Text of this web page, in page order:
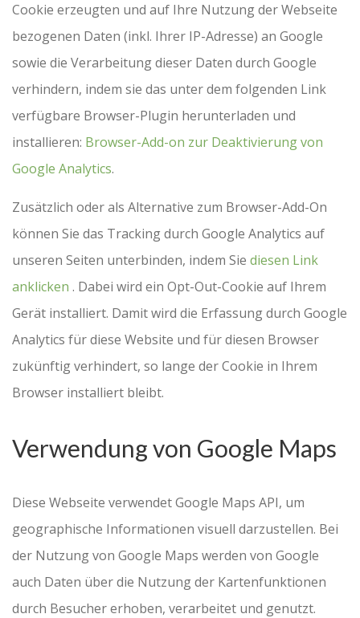
Cookie erzeugten und auf Ihre Nutzung der Webseite
bezogenen Daten (inkl. Ihrer IP-Adresse) an Google
sowie die Verarbeitung dieser Daten durch Google
verhindern, indem sie das unter dem folgenden Link
verfügbare Browser-Plugin herunterladen und
installieren: Browser-Add-on zur Deaktivierung von
Google Analytics.
Zusätzlich oder als Alternative zum Browser-Add-On
können Sie das Tracking durch Google Analytics auf
unseren Seiten unterbinden, indem Sie diesen Link
anklicken . Dabei wird ein Opt-Out-Cookie auf Ihrem
Gerät installiert. Damit wird die Erfassung durch Google
Analytics für diese Website und für diesen Browser
zukünftig verhindert, so lange der Cookie in Ihrem
Browser installiert bleibt.
Verwendung von Google Maps
Diese Webseite verwendet Google Maps API, um
geographische Informationen visuell darzustellen. Bei
der Nutzung von Google Maps werden von Google
auch Daten über die Nutzung der Kartenfunktionen
durch Besucher erhoben, verarbeitet und genutzt.